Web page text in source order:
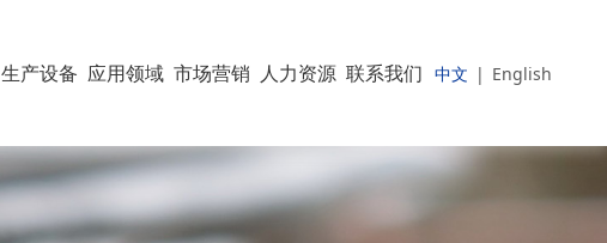
中文 | English
生产设备 应用领域 市场营销 人力资源 联系我们